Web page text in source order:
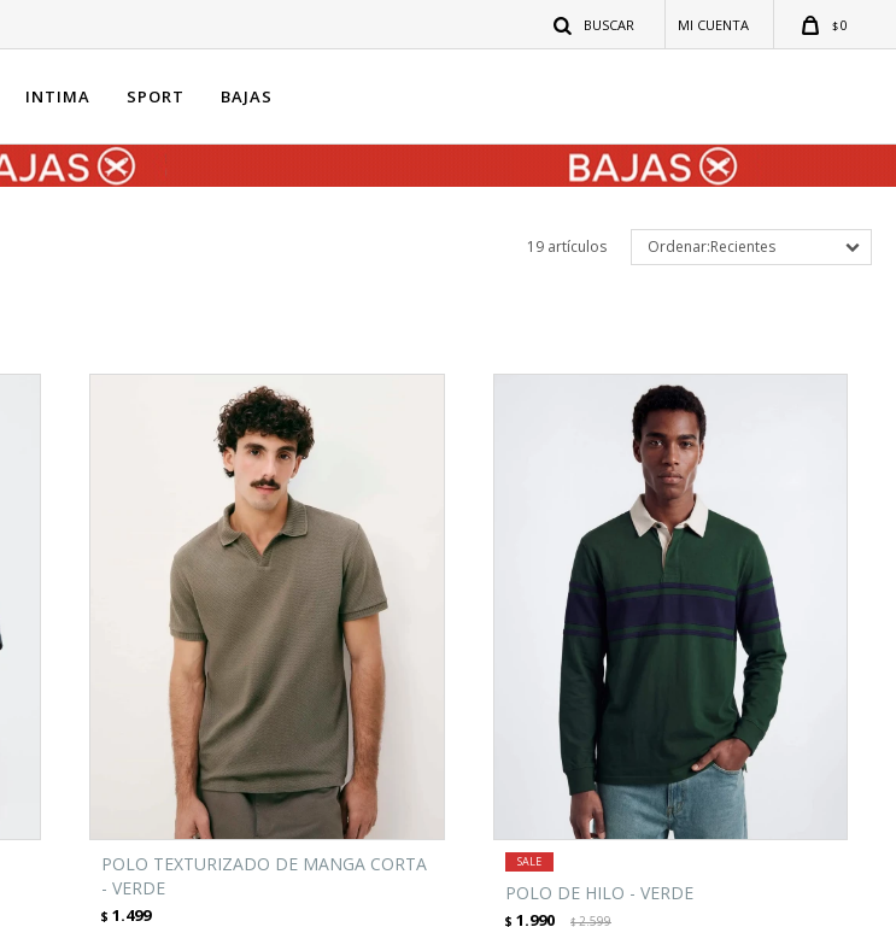
INTIMA SPORT BAJAS
$0
19 artículos Recientes
POLO TEXTURIZADO DE MANGA CORTA
- VERDE
$ 1.499
POLO DE HILO - VERDE
$ 1.990 $2.599